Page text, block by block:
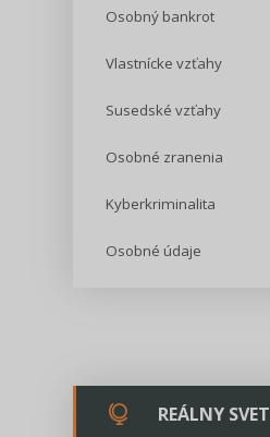
Osobný bankrot
Vlastnícke vzťahy
Susedské vzťahy
Osobné zranenia
Kyberkriminalita
Osobné údaje
REÁLNY SVET